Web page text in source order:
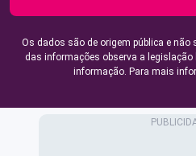
Os dados são de origem pública e
das informações observa a legislação
informação. Para mais